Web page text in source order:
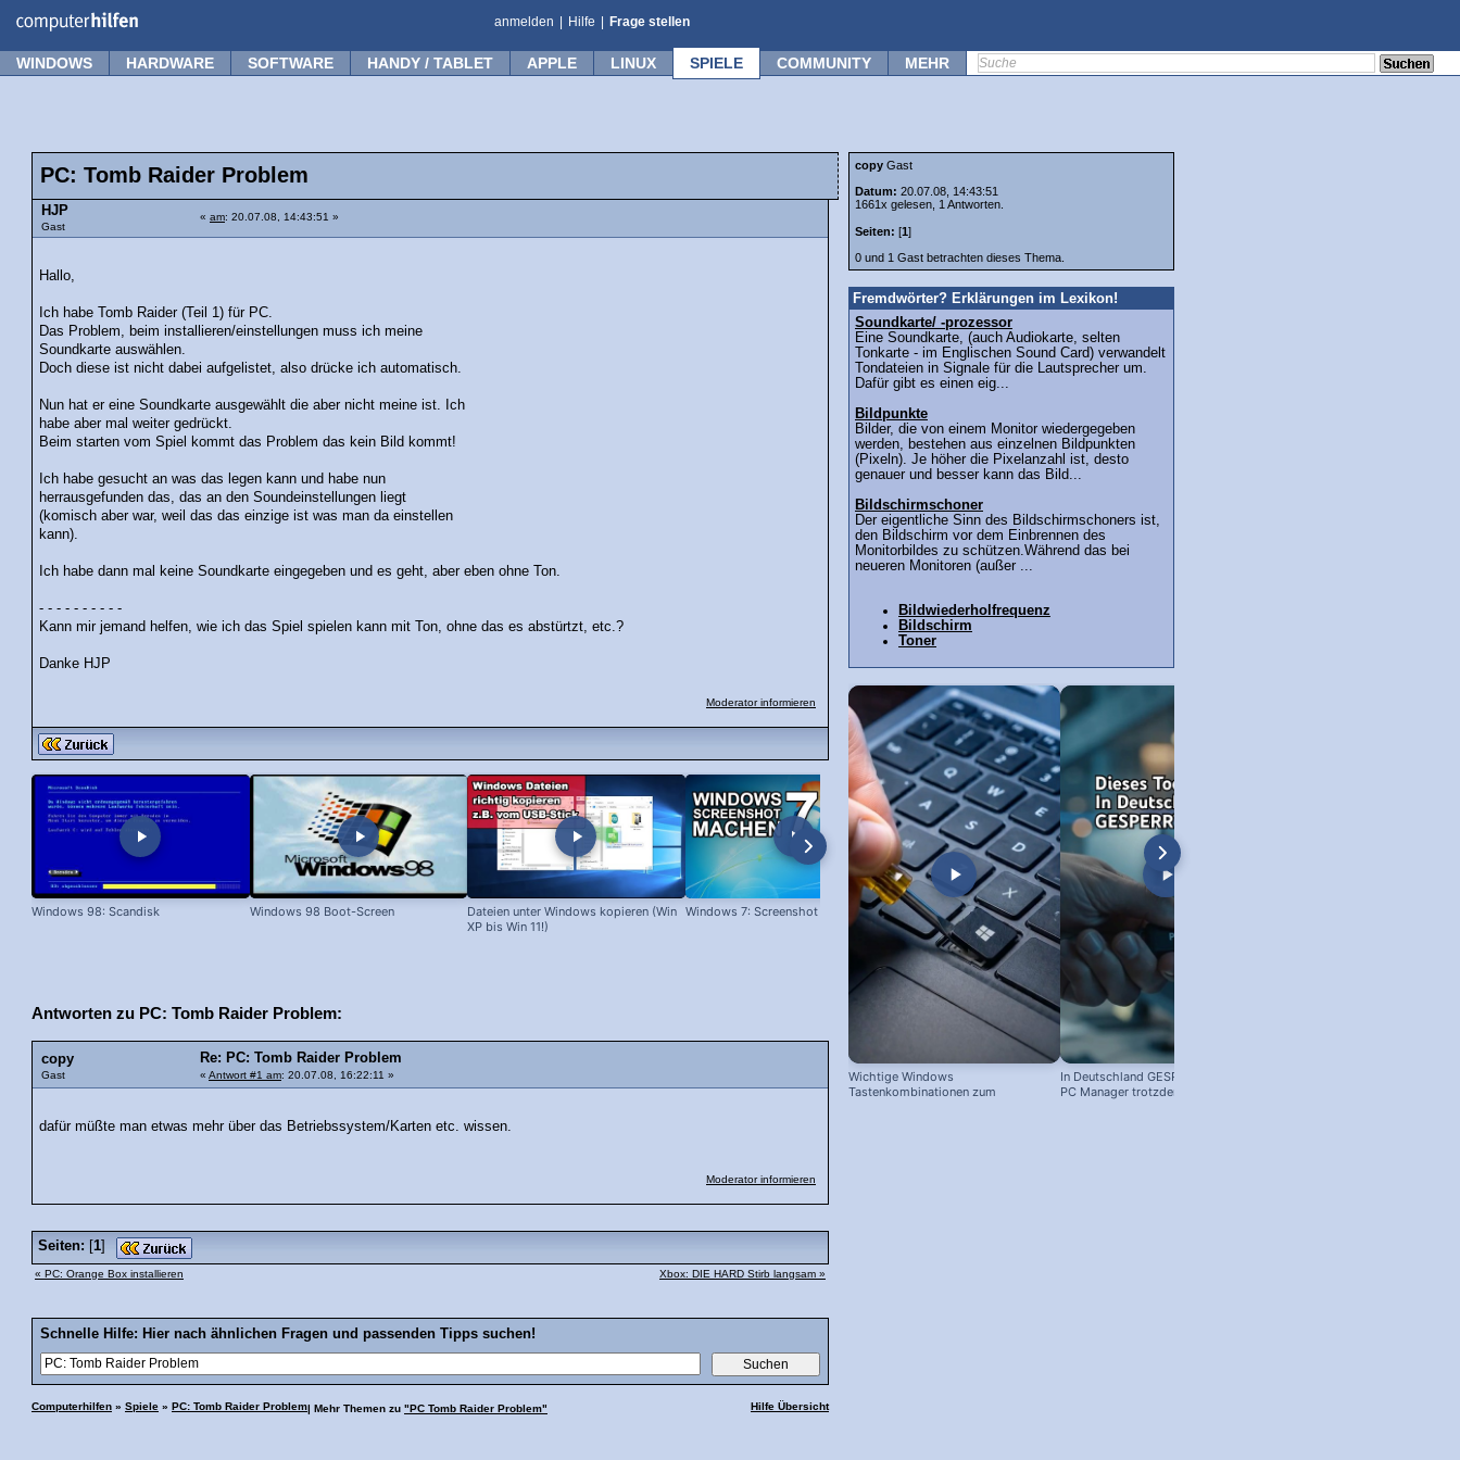
anmelden Hilfe Frage stellen
WINDOWS HARDWARE SOFTWARE HANDY / TABLET APPLE LINUX SPIELE COMMUNITY MEHR
PC: Tomb Raider Problem
HJP
Gast
« am: 20.07.08, 14:43:51 »
Hallo,
Ich habe Tomb Raider (Teil 1) für PC.
Das Problem, beim installieren/einstellungen muss ich meine
Soundkarte auswählen.
Doch diese ist nicht dabei aufgelistet, also drücke ich automatisch.
Nun hat er eine Soundkarte ausgewählt die aber nicht meine ist. Ich
habe aber mal weiter gedrückt.
Beim starten vom Spiel kommt das Problem das kein Bild kommt!
Ich habe gesucht an was das legen kann und habe nun
herrausgefunden das, das an den Soundeinstellungen liegt
(komisch aber war, weil das das einzige ist was man da einstellen
kann).
Ich habe dann mal keine Soundkarte eingegeben und es geht, aber eben ohne Ton.
- - - - - - - - - -
Kann mir jemand helfen, wie ich das Spiel spielen kann mit Ton, ohne das es abstürtzt, etc.?
Danke HJP
Moderator informieren
Windows 98: Scandisk Windows 98 Boot-Screen
Dateien unter Windows kopieren (Win
XP bis Win 11!)
Windows 7: Screenshot machen Programme löschen unter Windows 11
Antworten zu PC: Tomb Raider Problem:
copy
Gast
Re: PC: Tomb Raider Problem
« Antwort #1 am: 20.07.08, 16:22:11 »
dafür müßte man etwas mehr über das Betriebssystem/Karten etc. wissen.
Moderator informieren
Seiten: [1]
« PC: Orange Box installieren Xbox: DIE HARD Stirb langsam »
Schnelle Hilfe: Hier nach ähnlichen Fragen und passenden Tipps suchen!
Computerhilfen » Spiele » PC: Tomb Raider Problem Hilfe Übersicht
| Mehr Themen zu "PC Tomb Raider Problem"
copy Gast
Datum: 20.07.08, 14:43:51
1661x gelesen, 1 Antworten.
Seiten: [1]
0 und 1 Gast betrachten dieses Thema.
Fremdwörter? Erklärungen im Lexikon!
Soundkarte/ -prozessor
Eine Soundkarte, (auch Audiokarte, selten
Tonkarte - im Englischen Sound Card) verwandelt
Tondateien in Signale für die Lautsprecher um.
Dafür gibt es einen eig...
Bildpunkte
Bilder, die von einem Monitor wiedergegeben
werden, bestehen aus einzelnen Bildpunkten
(Pixeln). Je höher die Pixelanzahl ist, desto
genauer und besser kann das Bild...
Bildschirmschoner
Der eigentliche Sinn des Bildschirmschoners ist,
den Bildschirm vor dem Einbrennen des
Monitorbildes zu schützen.Während das bei
neueren Monitoren (außer ...
Bildwiederholfrequenz
Bildschirm
Toner
Wichtige Windows
Tastenkombinationen zum
In Deutschland GESPERRT: Microsoft
PC Manager trotzdem installieren